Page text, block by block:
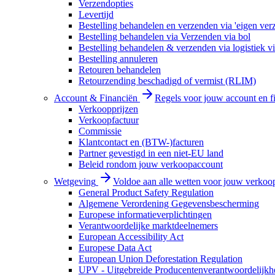
Verzendopties
Levertijd
Bestelling behandelen en verzenden via 'eigen
Bestelling behandelen via Verzenden via bol
Bestelling behandelen & verzenden via logistiek
Bestelling annuleren
Retouren behandelen
Retourzending beschadigd of vermist (RLIM)
Account & Financiën
Regels voor jouw account en
Verkoopprijzen
Verkoopfactuur
Commissie
Klantcontact en (BTW-)facturen
Partner gevestigd in een niet-EU land
Beleid rondom jouw verkoopaccount
Wetgeving
Voldoe aan alle wetten voor jouw
General Product Safety Regulation
Algemene Verordening Gegevensbescherming
Europese informatieverplichtingen
Verantwoordelijke marktdeelnemers
European Accessibility Act
Europese Data Act
European Union Deforestation Regulation
UPV - Uitgebreide